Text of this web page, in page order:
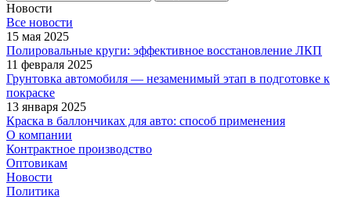
Новости
Все новости
15 мая 2025
Полировальные круги: эффективное восстановление ЛКП
11 февраля 2025
Грунтовка автомобиля — незаменимый этап в подготовке к
покраске
13 января 2025
Краска в баллончиках для авто: способ применения
О компании
Контрактное производство
Оптовикам
Новости
Политика